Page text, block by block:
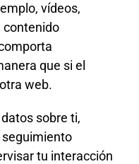
vídeos,
contenido
que si el
web.
sobre ti,
tu interacción